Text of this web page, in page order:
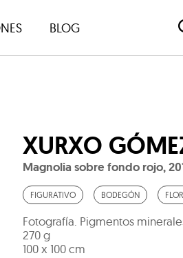
BLOG
XURXO
Magnolia sobre fondo rojo,
FIGURATIVO BODEGÓN
Fotografía. Pigmentos
270 g
100 x 100 cm